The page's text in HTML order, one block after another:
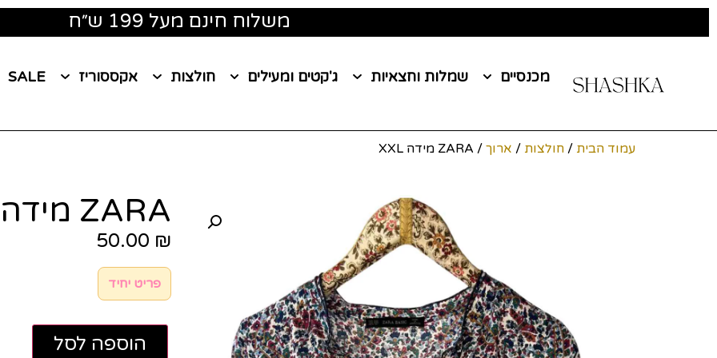
משלוח חינם מעל 199 ש״ח
מכנסיים שמלות וחצאיות ג'קטים ומעילים חולצות אקססוריז SALE
עמוד הבית / חולצות / ארוך / ZARA מידה XXL
ZARA מידה XXL
50.00 ₪
פריט יחיד
הוספה לסל